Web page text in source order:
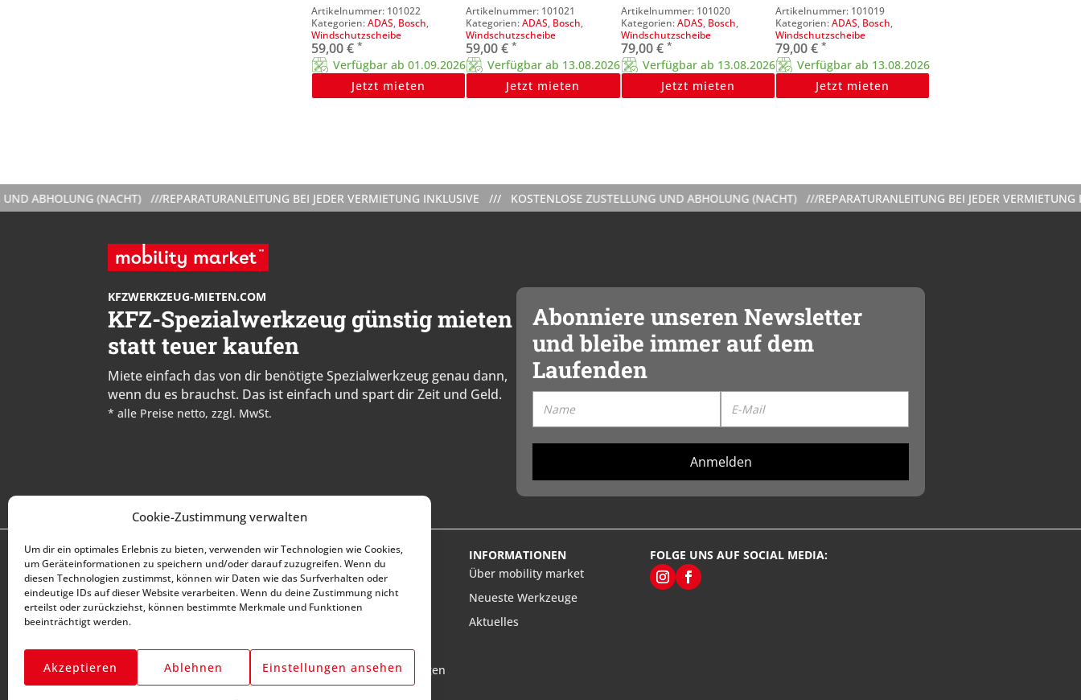
Cookie-Zustimmung verwalten
Um dir ein optimales Erlebnis zu bieten, verwenden wir Technologien wie Cookies,
um Geräteinformationen zu speichern und/oder darauf zuzugreifen. Wenn du
diesen Technologien zustimmst, können wir Daten wie das Surfverhalten oder
eindeutige IDs auf dieser Website verarbeiten. Wenn du deine Zustimmung nicht
erteilst oder zurückziehst, können bestimmte Merkmale und Funktionen
beeinträchtigt werden.
Akzeptieren Ablehnen Einstellungen ansehen
101022
ADAS, Bosch,
Windschutzscheibe
59,00€ *
Verfügbar ab 01.09.2026
Jetzt mieten
101021
ADAS, Bosch,
Windschutzscheibe
59,00€ *
Verfügbar ab 13.08.2026
Jetzt mieten
101020
ADAS, Bosch,
Windschutzscheibe
79,00€ *
Verfügbar ab 13.08.2026
Jetzt mieten
101019
ADAS, Bosch,
Windschutzscheibe
79,00€ *
Verfügbar ab 13.08.2026
Jetzt mieten
(NACHT) ///REPARATURANLEITUNG BEI JEDER VERMIETUNG INKLUSIVE /// KOSTENLOSE ZUSTELLUNG UND ABHOLUNG (NACHT) ///REPARATURANLEITUNG BEI JEDER VERMIETUNG
KFZWERKZEUG-MIETEN.COM
KFZ-Spezialwerkzeug günstig mieten
statt teuer kaufen
Miete einfach das von dir benötigte Spezialwerkzeug genau dann,
wenn du es brauchst. Das ist einfach und spart dir Zeit und Geld.
* alle Preise netto, zzgl. MwSt.
Abonniere unseren Newsletter
und bleibe immer auf dem
Laufenden
Anmelden
DU BENÖTIGST HILFE?
+43 (0) 1 890 1398
info@kfzwerkzeug-
mieten.com
Montag-Freitag:
7:00 - 17:00
KUNDENSERVICE
So funktioniert’s
Mein Konto
Meine Bestellungen
Meine Reparaturanleitungen
INFORMATIONEN
Über mobility market
Neueste Werkzeuge
Aktuelles
FOLGE UNS AUF SOCIAL MEDIA: